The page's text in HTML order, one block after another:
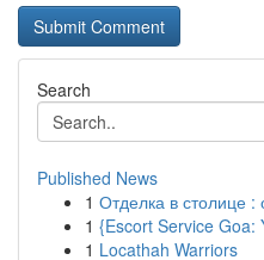
Search
Published News
1 Отделка в столице :
1 {Escort Service Goa:
1 Locathah Warriors